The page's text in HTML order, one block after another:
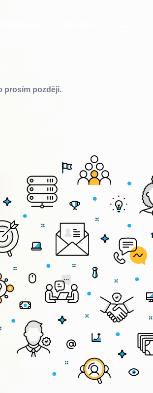
prosím později.
příležitost může být napínavé. My
abyste nečekali dlouho.
kdy se u nás setkáme,
o nové práci probrali osobně.